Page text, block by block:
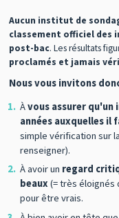
Aucun institut de
classement officiel des
post-bac. Les résultats
proclamés et jamais
Nous vous invitons
Àvous assurer
années auxquelles il
simple vérification sur
renseigner).
À avoir un regard
beaux (= très éloignés
pour être vrais.